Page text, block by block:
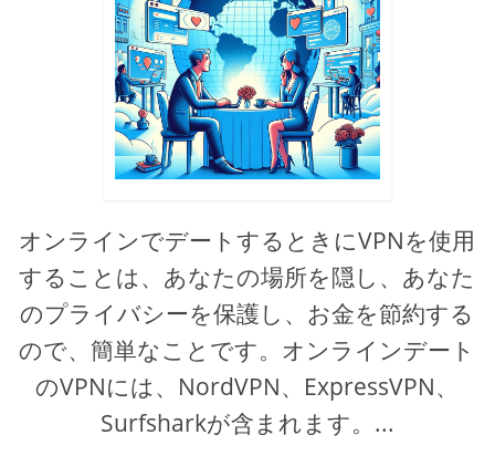
オンラインでデートするときにVPNを使用
することは、あなたの場所を隠し、あなた
のプライバシーを保護し、お金を節約する
ので、簡単なことです。オンラインデート
のVPNには、NordVPN、ExpressVPN、
Surfsharkが含まれます。...